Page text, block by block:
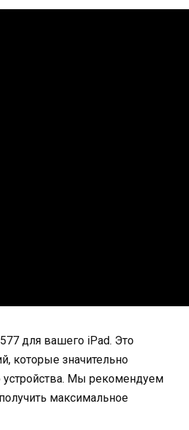
для вашего iPad. Это
которые значительно
Мы рекомендуем
максимальное